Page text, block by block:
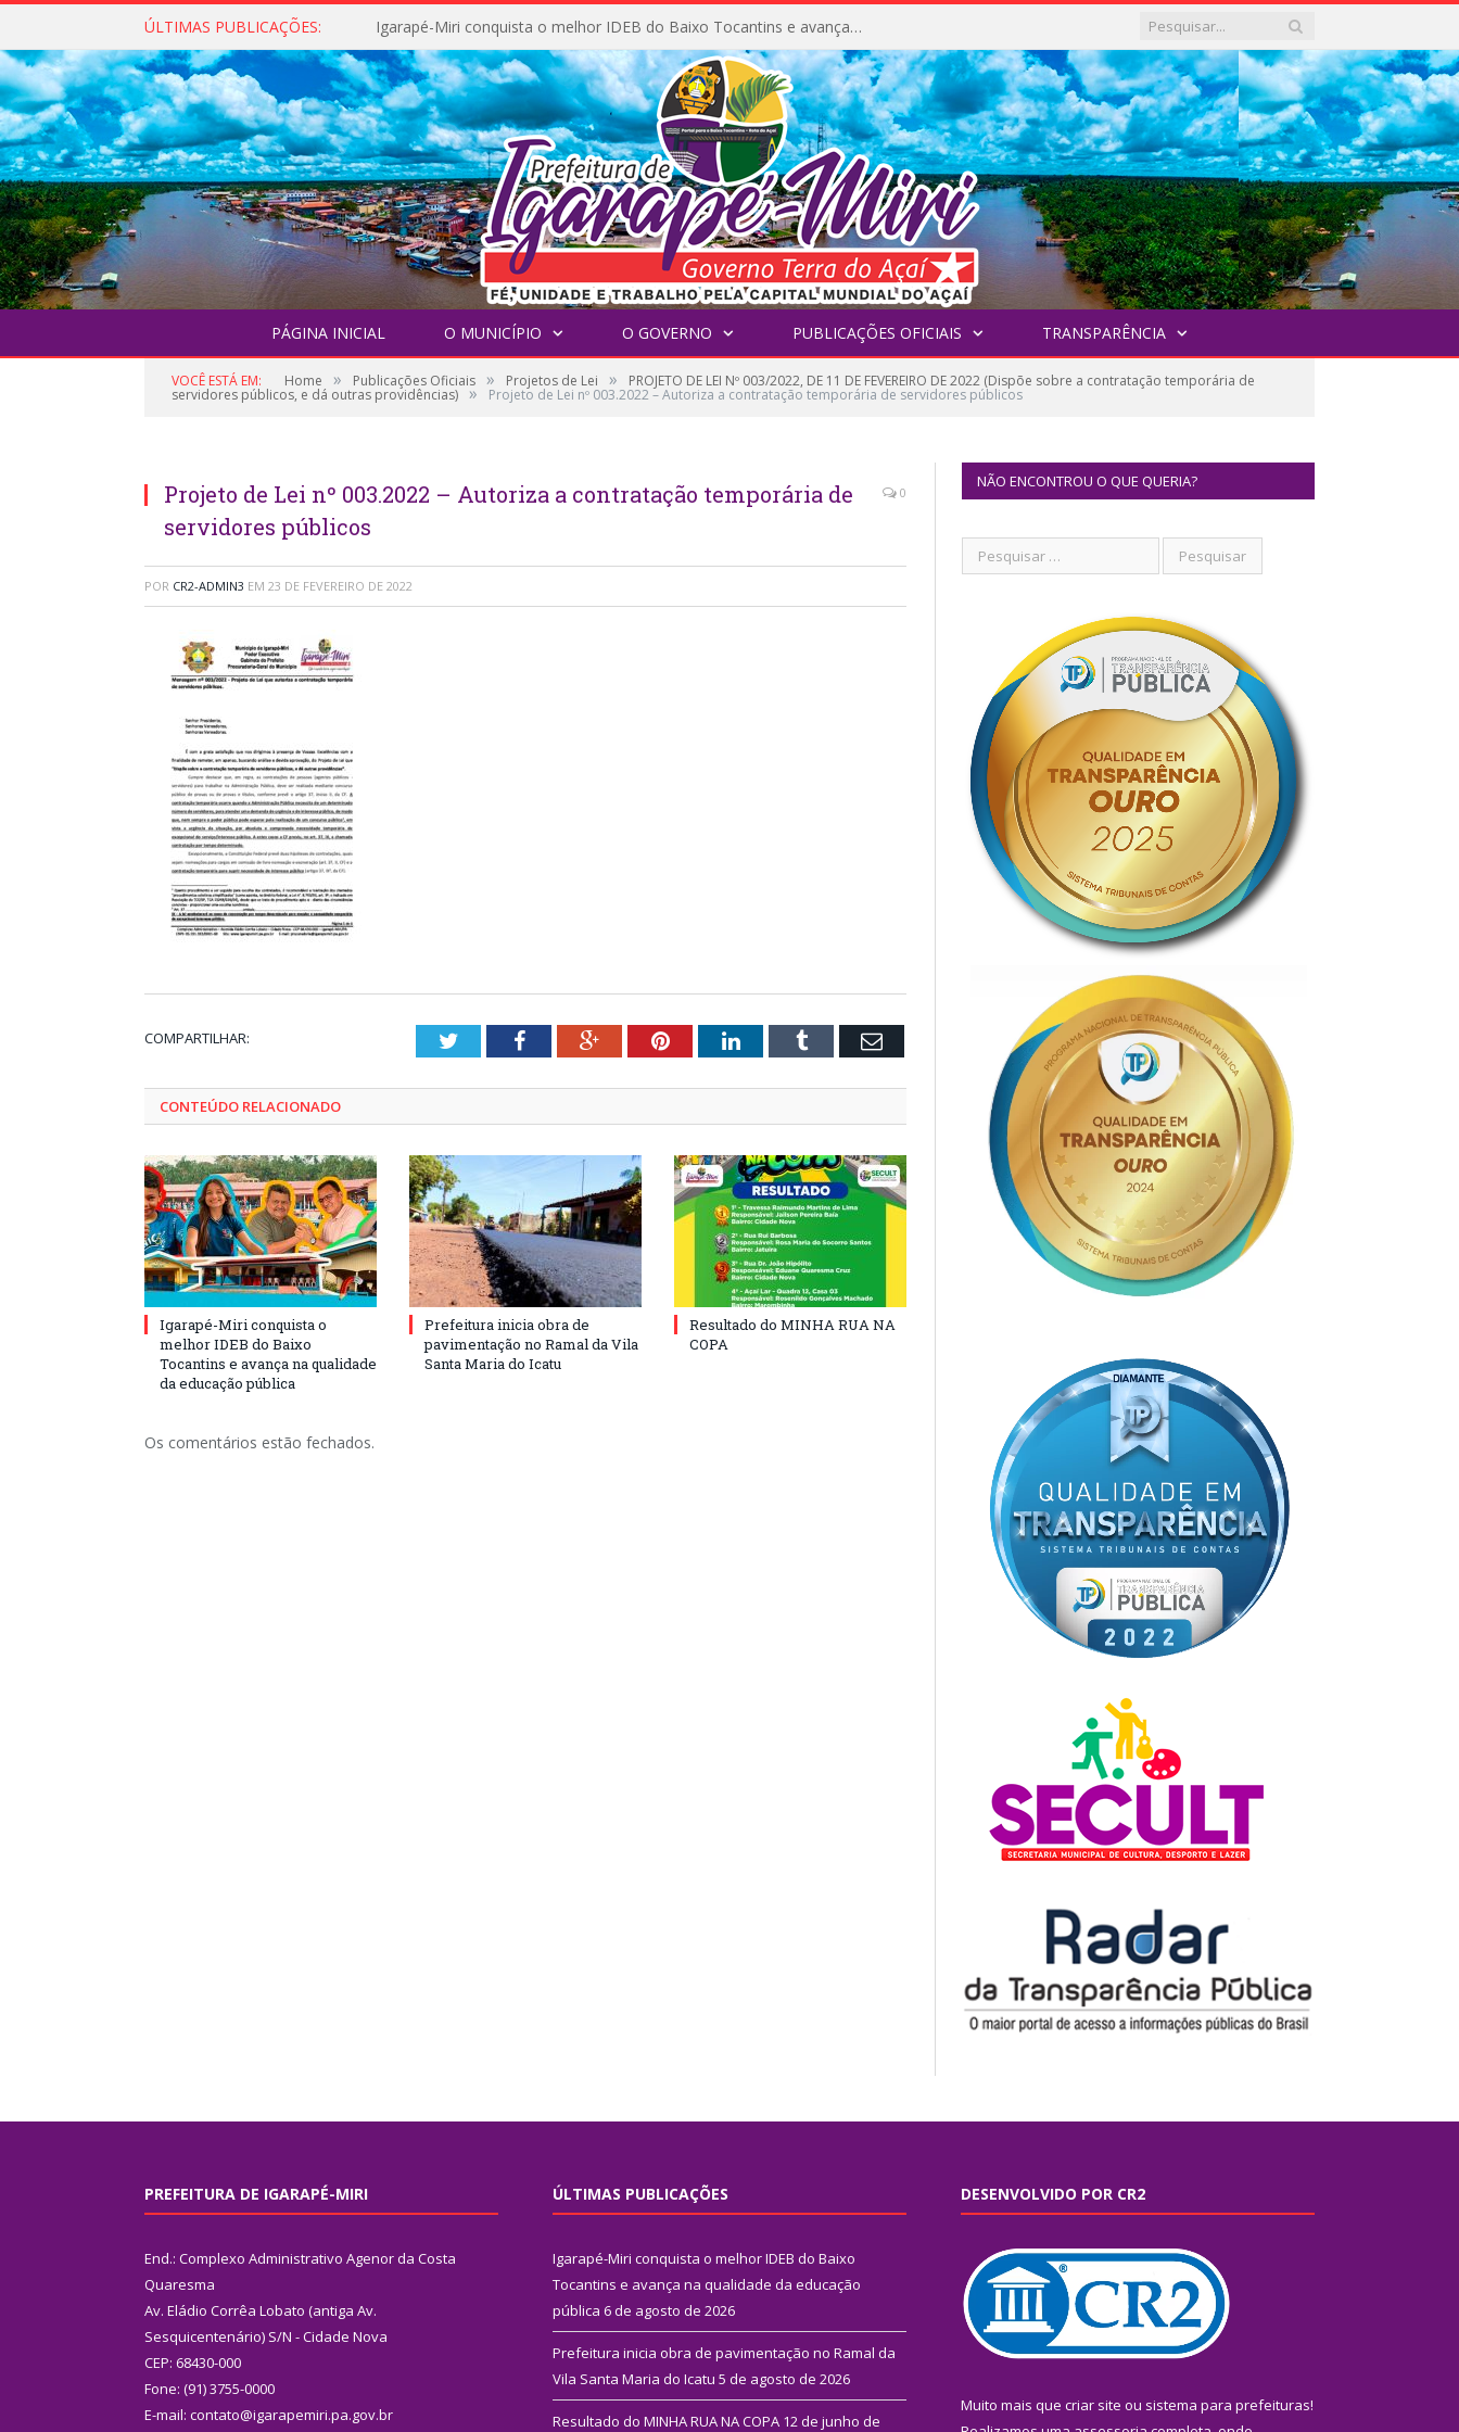
ÚLTIMAS PUBLICAÇÕES: Igarapé-Miri conquista o melhor IDEB do Baixo Tocantins e avança na qualidade da educação pública
PÁGINA INICIAL O MUNICÍPIO O GOVERNO PUBLICAÇÕES OFICIAIS TRANSPARÊNCIA
VOCÊ ESTÁ EM: Home » Publicações Oficiais » Projetos de Lei » PROJETO DE LEI Nº 003/2022, DE 11 DE FEVEREIRO DE 2022 (Dispõe sobre a contratação temporária de
servidores públicos, e dá outras providências) » Projeto de Lei nº 003.2022 – Autoriza a contratação temporária de servidores públicos
Projeto de Lei nº 003.2022 – Autoriza a contratação temporária de
servidores públicos
0
POR CR2-ADMIN3 EM 23 DE FEVEREIRO DE 2022
COMPARTILHAR: TwitterFacebookGoogle+PinterestLinkedInTumblr Email
CONTEÚDO RELACIONADO
Igarapé-Miri conquista o
melhor IDEB do Baixo
Tocantins e avança na qualidade
da educação pública
Prefeitura inicia obra de
pavimentação no Ramal da Vila
Santa Maria do Icatu
Resultado do MINHA RUA NA
COPA
Os comentários estão fechados.
NÃO ENCONTROU O QUE QUERIA?
PREFEITURA DE IGARAPÉ-MIRI
End.: Complexo Administrativo Agenor da Costa
Quaresma
Av. Eládio Corrêa Lobato (antiga Av.
Sesquicentenário) S/N - Cidade Nova
CEP: 68430-000
Fone: (91) 3755-0000
E-mail: contato@igarapemiri.pa.gov.br
ÚLTIMAS PUBLICAÇÕES
Igarapé-Miri conquista o melhor IDEB do Baixo
Tocantins e avança na qualidade da educação
pública 6 de agosto de 2026
Prefeitura inicia obra de pavimentação no Ramal da
Vila Santa Maria do Icatu 5 de agosto de 2026
Resultado do MINHA RUA NA COPA 12 de junho de
DESENVOLVIDO POR CR2
Muito mais que criar site ou sistema para prefeituras!